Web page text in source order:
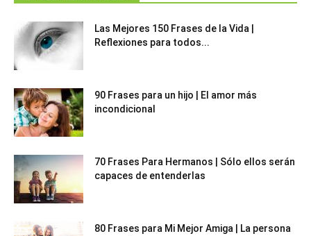
Las Mejores 150 Frases de la Vida |
Reflexiones para todos...
90 Frases para un hijo | El amor más
incondicional
70 Frases Para Hermanos | Sólo ellos serán
capaces de entenderlas
80 Frases para Mi Mejor Amiga | La persona